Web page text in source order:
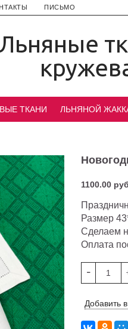
ПИСЬМО
ТКАНИ ЛЬНЯНОЙ
1100.00 руб
Размер
Сделаем
Оплата
Добавить